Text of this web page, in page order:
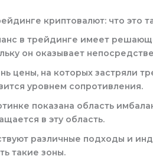
криптовалют: что это
в трейдинге имеет
он оказывает
цены, на которых застряли
уровнем сопротивления.
показана область
в эту область.
различные подходы и
такие зоны.